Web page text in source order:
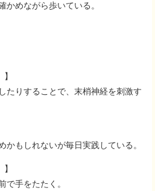
かめながら歩いている。
】
りすることで、末梢神経を刺激す
もしれないが毎日実践している。
手をたたく。